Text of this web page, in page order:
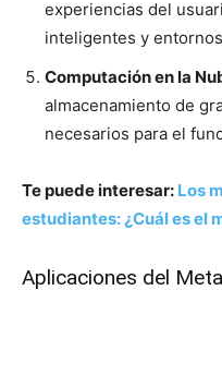
experiencias del
inteligentes y
Computación en la
almacenamiento de
necesarios para el
Te puede interesar: Los
estudiantes: ¿Cuál es el
Aplicaciones del